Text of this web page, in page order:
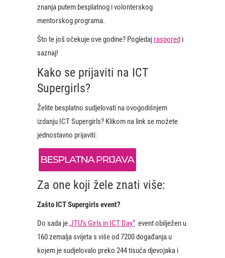
znanja putem besplatnog i volonterskog
mentorskog programa.
Što te još očekuje ove godine? Pogledaj raspored i
saznaj!
Kako se prijaviti na ICT
Supergirls?
Želite besplatno sudjelovati na ovogodišnjem
izdanju ICT Supergirls? Klikom na link se možete
jednostavno prijaviti:
Za one koji žele znati više:
Zašto ICT Supergirls event?
Do sada je „ITU’s Girls in ICT Day“ event obilježen u
160 zemalja svijeta s više od 7200 događanja u
kojem je sudjelovalo preko 244 tisuća djevojaka i